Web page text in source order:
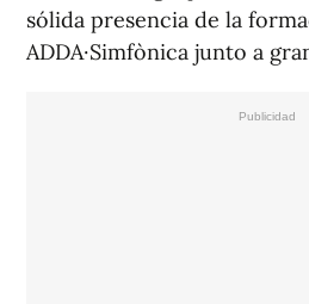
sólida presencia de la
ADDA·Simfònica junto a